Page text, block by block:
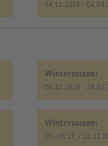
04.12.2026 -
Wintersaison:
04.12.2026 -
Wintersaison:
05.-08.12. /